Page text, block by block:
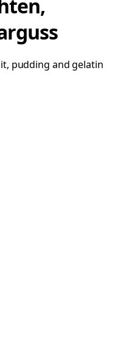
pudding and gelatin